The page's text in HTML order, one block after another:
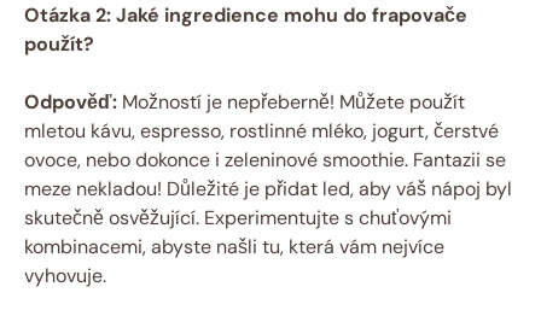
Otázka 2: Jaké ingredience mohu do frapovače
použít?
Odpověď: Možností je nepřeberně! Můžete použít
mletou kávu, espresso, rostlinné mléko, jogurt, čerstvé
ovoce, nebo dokonce i zeleninové smoothie. Fantazii se
meze nekladou! Důležité je přidat led, aby váš nápoj byl
skutečně osvěžující. Experimentujte s chuťovými
kombinacemi, abyste našli tu, která vám nejvíce
vyhovuje.